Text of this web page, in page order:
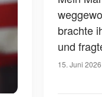
brachte
und
geöffnet
15. Juni 2026